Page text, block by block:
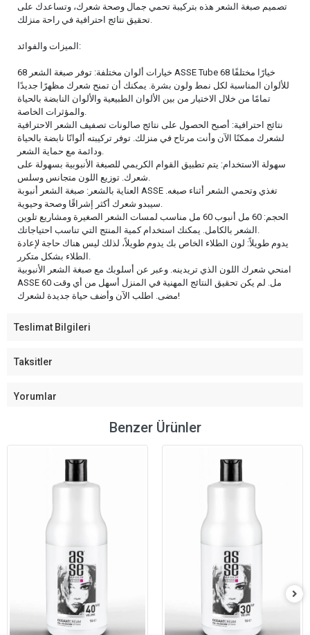
تصميم صبغة الشعر هذه بتركيبة تحمي جمال وصحة شعرك، وتساعدك على
تحقيق نتائج احترافية في راحة منزلك.
الميزات والفوائد:
68 خيارات ألوان مختلفة: توفر صبغة الشعر ASSE Tube 68 خيارًا مختلفًا
للألوان المناسبة لكل نمط ولون بشرة. يمكنك أن تمنح شعرك مظهرًا جديدًا
تمامًا من خلال الاختيار من بين الألوان الطبيعية والألوان النابضة بالحياة
والمؤثرات الخاصة.
نتائج احترافية: أصبح الحصول على نتائج صالونات تصفيف الشعر الاحترافية
لشعرك ممكنًا الآن وأنت مرتاح في منزلك. توفر تركيبته ألوانًا نابضة بالحياة
ودائمة مع حماية الشعر.
سهولة الاستخدام: يتم تطبيق القوام الكريمي للصبغة الأنبوبية بسهولة على
شعرك. توزيع اللون متجانس وسلس.
العناية بالشعر: صبغة الشعر أنبوبة ASSE تغذي وتحمي الشعر أثناء صبغه.
سيبدو شعرك أكثر إشراقًا وصحة وحيوية.
الحجم: 60 مل أنبوب 60 مل مناسب لمسات الشعر الصغيرة ومشاريع تلوين
الشعر بالكامل. يمكنك استخدام كمية المنتج التي تناسب احتياجاتك.
يدوم طويلاً: لون الطلاء الخاص بك يدوم طويلاً، لذلك ليس هناك حاجة لإعادة
الطلاء بشكل متكرر.
امنحي شعرك اللون الذي تريدينه. وعبر عن أسلوبك مع صبغة الشعر الأنبوبية
ASSE 60 مل. لم يكن تحقيق النتائج المهنية في المنزل أسهل من أي وقت
مضى. اطلب الآن وأضف حياة جديدة لشعرك!
Teslimat Bilgileri
Taksitler
Yorumlar
Benzer Ürünler